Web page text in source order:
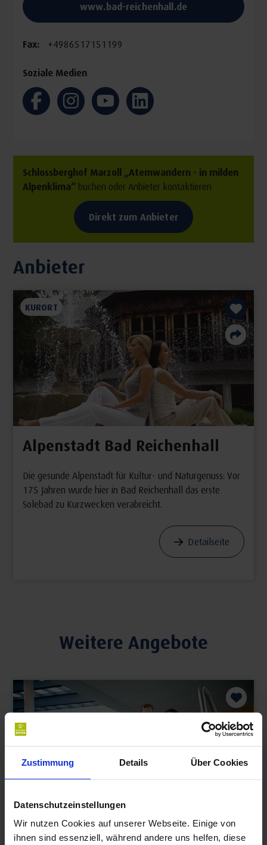
Zustimmung Details Über Cookies
Datenschutzeinstellungen
Wir nutzen Cookies auf unserer Webseite. Einige von
ihnen sind essenziell, während andere uns helfen, diese
www.bad-reichenhall.de
Fax: +4986517151199
Soziale Medien
Schlossberghof Marzoll „Atemwandern - in milden
Alpenklima“buchen oder Anbieter kontaktieren
Direkt zum Anbieter
Anbieter
KURORT
Alpenstadt Bad Reichenhall
Die gesunde Alpenstadt für Kultur- und Naturgenuss: Vor
175 Jahren wurde hier in Bad Reichenhall das erste
Solebad zu Kurzwecken verabreicht.
Detailseite
Weitere Angebote